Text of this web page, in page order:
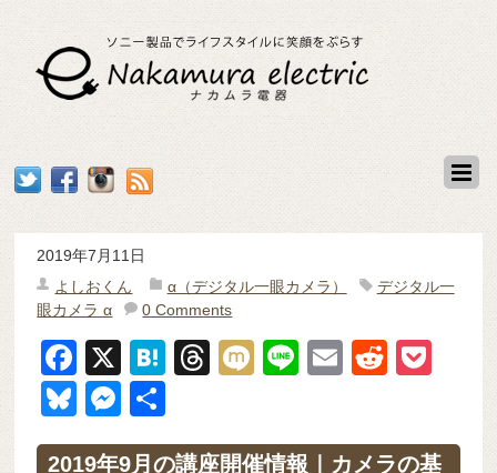
2019年7月11日
よしおくん
α（デジタル一眼カメラ）
デジタル一
眼カメラ α
0 Comments
F
a
c
e
X
H
n
T
a
M
Li
E
R
di et
Bl
u
M
e
有
2019年9月の講座開催情報｜カメラの基